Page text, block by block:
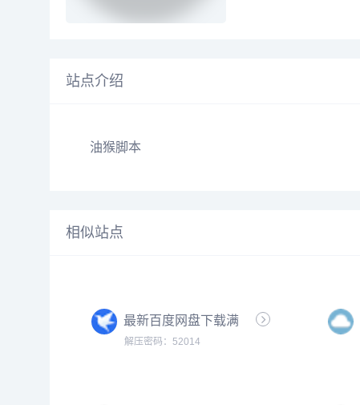
站点介绍
油猴脚本
相似站点
最新百度网盘下载满
速
解压密码：52014